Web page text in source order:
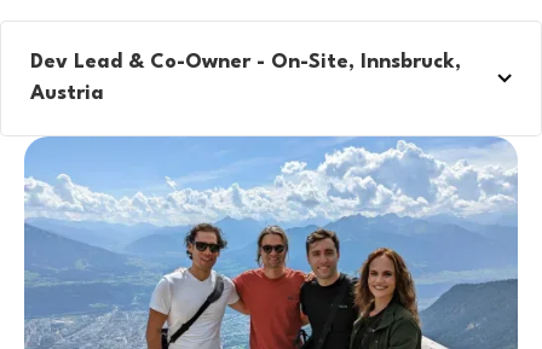
Dev Lead & Co-Owner - On-Site, Innsbruck,
Austria